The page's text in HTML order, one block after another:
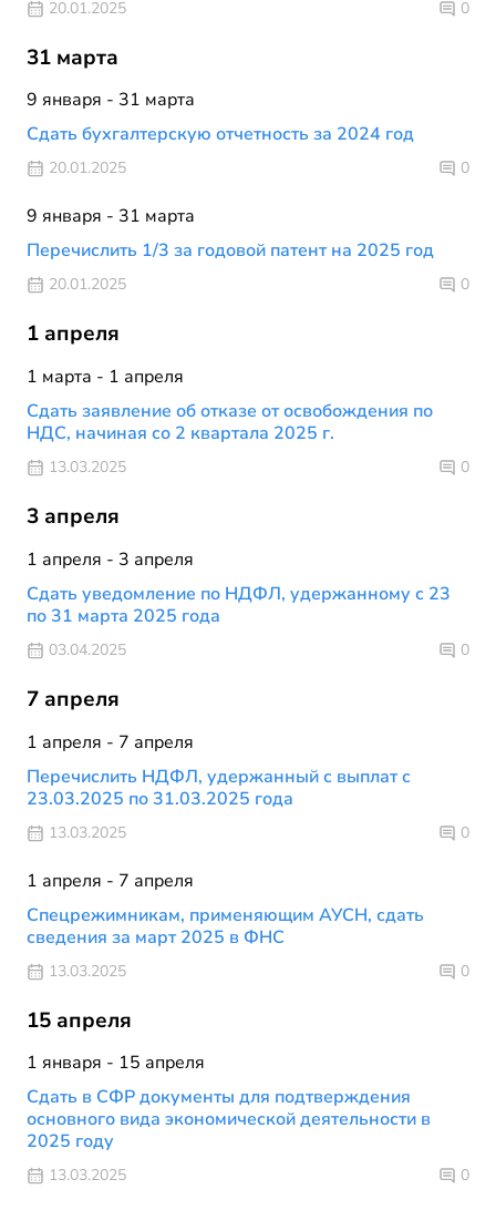
20.01.2025 0
31 марта
9 января - 31 марта
Сдать бухгалтерскую отчетность за 2024 год
20.01.2025 0
9 января - 31 марта
Перечислить 1/3 за годовой патент на 2025 год
20.01.2025 0
1 апреля
1 марта - 1 апреля
Сдать заявление об отказе от освобождения по
НДС, начиная со 2 квартала 2025 г.
13.03.2025 0
3 апреля
1 апреля - 3 апреля
Сдать уведомление по НДФЛ, удержанному с 23
по 31 марта 2025 года
03.04.2025 0
7 апреля
1 апреля - 7 апреля
Перечислить НДФЛ, удержанный с выплат с
23.03.2025 по 31.03.2025 года
13.03.2025 0
1 апреля - 7 апреля
Спецрежимникам, применяющим АУСН, сдать
сведения за март 2025 в ФНС
13.03.2025 0
15 апреля
1 января - 15 апреля
Сдать в СФР документы для подтверждения
основного вида экономической деятельности в
2025 году
13.03.2025 0